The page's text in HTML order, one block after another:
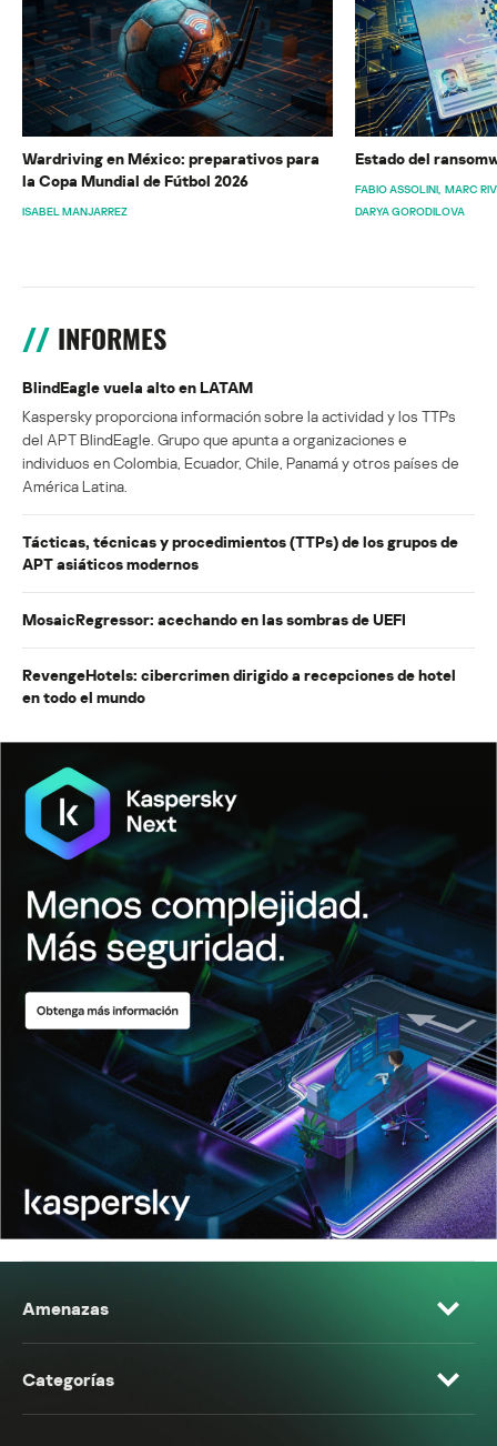
Wardriving en México: preparativos para
la Copa Mundial de Fútbol 2026
ISABEL MANJARREZ
Estado del
FABIO ASSOLINI MARC
DARYA GORODILOVA
INFORMES
BlindEagle vuela alto en LATAM
Kaspersky proporciona información sobre la actividad y los TTPs
del APT BlindEagle. Grupo que apunta a organizaciones e
individuos en Colombia, Ecuador, Chile, Panamá y otros países de
América Latina.
Tácticas, técnicas y procedimientos (TTPs) de los grupos de
APT asiáticos modernos
MosaicRegressor: acechando en las sombras de UEFI
RevengeHotels: cibercrimen dirigido a recepciones de hotel
en todo el mundo
Amenazas
Categorías